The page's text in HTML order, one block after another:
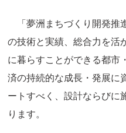
「夢洲まちづくり開発推
の技術と実績、総合力を活
に暮らすことができる都市
済の持続的な成長・発展に
ートすべく、設計ならびに
ります。